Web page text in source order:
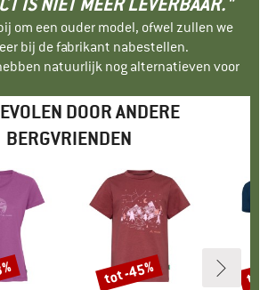
om een ouder model, ofwel zullen we
bij de fabrikant nabestellen.
natuurlijk nog alternatieven voor
DOOR ANDERE
BERGVRIENDEN
Korting
tot -45% tot